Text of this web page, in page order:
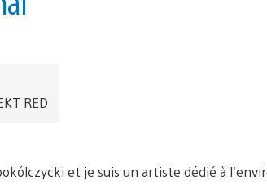
RED
et je suis un artiste dédié à